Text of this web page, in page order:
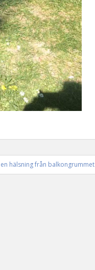
en hälsning från balkongrummet